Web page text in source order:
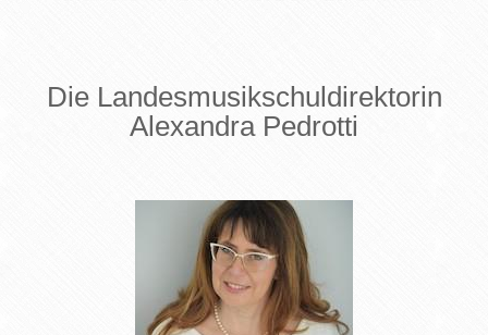
Die Landesmusikschuldirektorin
Alexandra Pedrotti